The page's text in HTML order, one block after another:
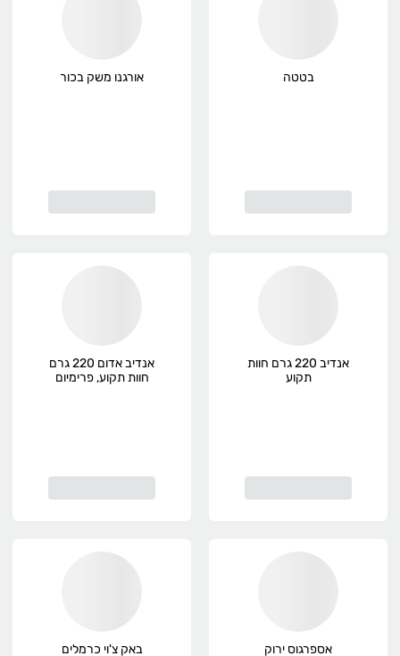
בטטה אורגנו משק בכור
אנדיב 220 גרם חוות
תקוע
אנדיב אדום 220 גרם
חוות תקוע, פרימיום
אספרגוס ירוק
באק צ'וי כרמלים